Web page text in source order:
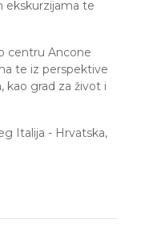
ekskurzijama te
centru Ancone
te iz perspektive
kao grad za život i
Italija - Hrvatska,